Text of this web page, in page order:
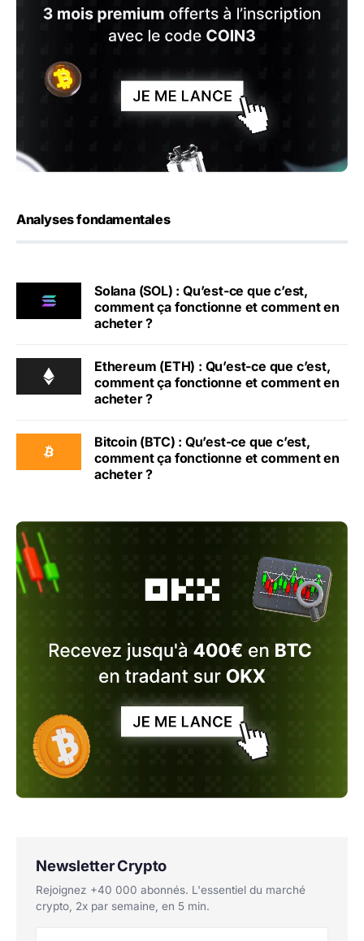
Analyses fondamentales
Solana (SOL) : Qu’est-ce que c’est,
comment ça fonctionne et comment en
acheter ?
Ethereum (ETH) : Qu’est-ce que c’est,
comment ça fonctionne et comment en
acheter ?
Bitcoin (BTC) : Qu’est-ce que c’est,
comment ça fonctionne et comment en
acheter ?
Newsletter Crypto
Rejoignez +40 000 abonnés. L'essentiel du marché
crypto, 2x par semaine, en 5 min.